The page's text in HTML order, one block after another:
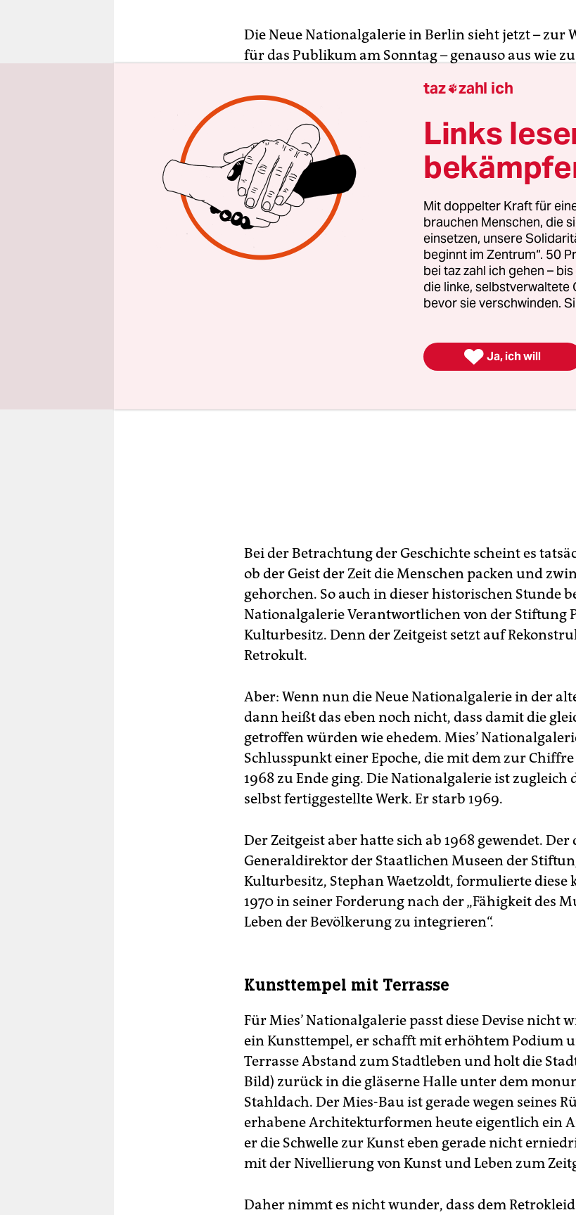
Die Neue Nationalgalerie in Berlin sieht jetzt – zur
für das Publikum am Sonntag – genauso aus wie
die Kunst aus Glas und Stahl, der schon zur
Kommentatoren als eine Ikone der modernen
Dass die Neue Nationalgalerie nach fünfjähriger
britischen Stararchitekten
David Chipperfieldjetzt
ganz die Alte ist, wirkt insofern erstaunlich, weil
Ludwig Mies van der Rohe
entworfenen Bau
– die Stadt, die Menschen und der alle und alles
Zeitgeist.
Bei der Betrachtung der Geschichte scheint es
ob der Geist der Zeit die Menschen packen und
gehorchen. So auch in dieser historischen Stunde
Nationalgalerie Verantwortlichen von der Stiftung
Kulturbesitz. Denn der Zeitgeist setzt auf
Retrokult.
Aber: Wenn nun die Neue Nationalgalerie in der
dann heißt das eben noch nicht, dass damit die
getroffen würden wie ehedem. Mies’
Schlusspunkt einer Epoche, die mit dem zur
1968 zu Ende ging. Die Nationalgalerie ist zugleich
selbst fertiggestellte Werk. Er starb 1969.
Der Zeitgeist aber hatte sich ab 1968 gewendet. Der
Generaldirektor der Staatlichen Museen der
Kulturbesitz, Stephan ­Waetzoldt, formulierte diese
1970 in seiner Forderung nach der „Fähigkeit des
Leben der Bevölkerung zu integrieren“.
Kunsttempel mit Terrasse
Für Mies’ Nationalgalerie passt diese Devise nicht
ein Kunsttempel, er schafft mit erhöhtem Podium
Terrasse Abstand zum Stadtleben und holt die
Bild) zurück in die gläserne Halle unter dem
Stahldach. Der Mies-Bau ist gerade wegen seines
erhabene Architekturformen heute eigentlich ein
er die Schwelle zur Kunst eben gerade nicht
mit der Nivellierung von Kunst und Leben zum
Daher nimmt es nicht wunder, dass dem
taz zahl ich
Links
Mit doppelter Kraft für
brauchen Menschen, die
einsetzen, unsere
beginnt im Zentrum“. 50
bei taz zahl ich gehen –
die linke, selbstverwaltete
bevor sie verschwinden.
 Ja, ich will